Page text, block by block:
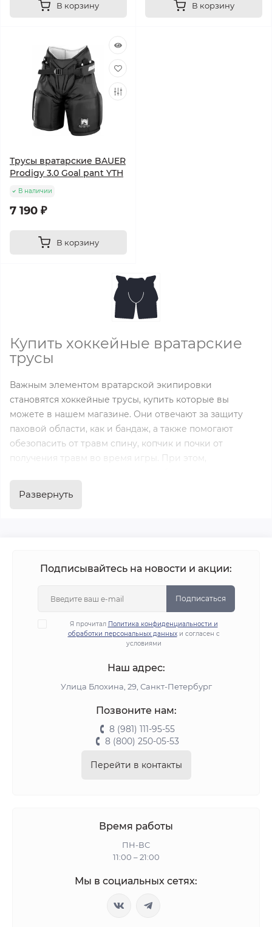
В корзину В корзину
Трусы вратарские BAUER
Prodigy 3.0 Goal pant YTH
В наличии
7 190 ₽
В корзину
Купить хоккейные вратарские
трусы
Важным элементом вратарской экипировки
становятся хоккейные трусы, купить которые вы
можете в нашем магазине. Они отвечают за защиту
паховой области, как и бандаж, а также помогают
обезопасить от травм спину, копчик и почки от
получения травм во время игры. При этом,
особенности конструкции и их вид. Вратарские
классического типа, они более тяжелые и гарантируют
В нашем каталоге вы сможете найти для себя
или других производителей.
Развернуть
Подписывайтесь на новости и акции:
Подписаться
Я прочитал Политика конфиденциальности и
обработки персональных данныхи согласен с
условиями
Наш адрес:
Улица Блохина, 29, Санкт-Петербург
Позвоните нам:
8 (981) 111-95-55
8 (800) 250-05-53
Перейти в контакты
Время работы
ПН-ВС
11:00 – 21:00
Мы в социальных сетях: